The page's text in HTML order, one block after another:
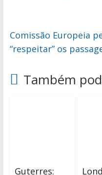
Comissão Europeia
“respeitar” os
Também
Guterres: